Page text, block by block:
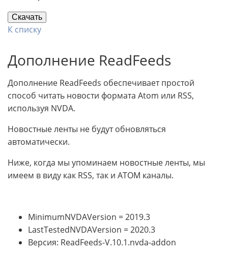
Скачать
К списку
Дополнение ReadFeeds
Дополнение ReadFeeds обеспечивает простой
способ читать новости формата Atom или RSS,
используя NVDA.
Новостные ленты не будут обновляться
автоматически.
Ниже, когда мы упоминаем новостные ленты, мы
имеем в виду как RSS, так и ATOM каналы.
MinimumNVDAVersion = 2019.3
LastTestedNVDAVersion = 2020.3
Версия: ReadFeeds-V.10.1.nvda-addon